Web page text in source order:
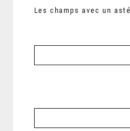
Les champs avec un